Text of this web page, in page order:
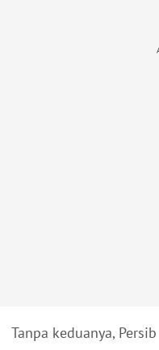
Tanpa keduanya,